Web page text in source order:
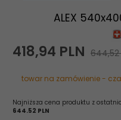
ALEX
418,94 PLN 644,52
towar na zamówienie -
Najniższa cena produktu z
644.52 PLN